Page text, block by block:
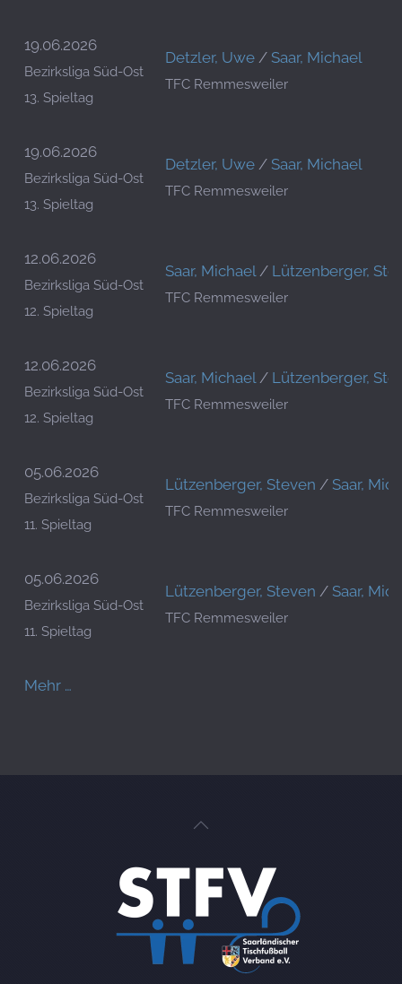
19.06.2026
Bezirksliga Süd-Ost
13. Spieltag
Detzler, Uwe / Saar, Michael
TFC Remmesweiler
19.06.2026
Bezirksliga Süd-Ost
13. Spieltag
Detzler, Uwe / Saar, Michael
TFC Remmesweiler
12.06.2026
Bezirksliga Süd-Ost
12. Spieltag
Saar, Michael/ Lützenberger,
TFC Remmesweiler
12.06.2026
Bezirksliga Süd-Ost
12. Spieltag
Saar, Michael/ Lützenberger,
TFC Remmesweiler
05.06.2026
Bezirksliga Süd-Ost
11. Spieltag
Lützenberger, Steven / Saar,
TFC Remmesweiler
05.06.2026
Bezirksliga Süd-Ost
11. Spieltag
Lützenberger, Steven / Saar,
TFC Remmesweiler
Mehr …